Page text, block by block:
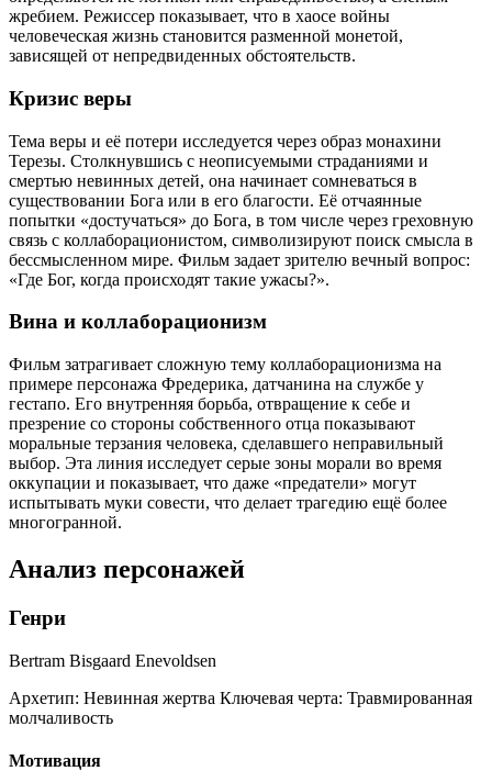
жребием. Режиссер показывает, что в хаосе войны
человеческая жизнь становится разменной монетой,
зависящей от непредвиденных обстоятельств.
Кризис веры
Тема веры и её потери исследуется через образ монахини
Терезы. Столкнувшись с неописуемыми страданиями и
смертью невинных детей, она начинает сомневаться в
существовании Бога или в его благости. Её отчаянные
попытки «достучаться» до Бога, в том числе через греховную
связь с коллаборационистом, символизируют поиск смысла в
бессмысленном мире. Фильм задает зрителю вечный вопрос:
«Где Бог, когда происходят такие ужасы?».
Вина и коллаборационизм
Фильм затрагивает сложную тему коллаборационизма на
примере персонажа Фредерика, датчанина на службе у
гестапо. Его внутренняя борьба, отвращение к себе и
презрение со стороны собственного отца показывают
моральные терзания человека, сделавшего неправильный
выбор. Эта линия исследует серые зоны морали во время
оккупации и показывает, что даже «предатели» могут
испытывать муки совести, что делает трагедию ещё более
многогранной.
Анализ персонажей
Генри
Bertram Bisgaard Enevoldsen
Архетип: Невинная жертва Ключевая черта: Травмированная
молчаливость
Мотивация